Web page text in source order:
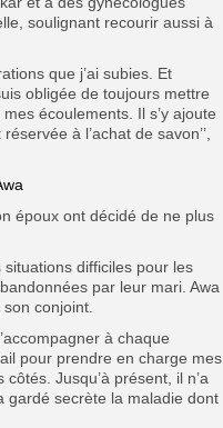
soulignant recourir aussi à
que j’ai subies. Et
obligée de toujours mettre
écoulements. Il s’y ajoute
à l’achat de savon’’,
époux ont décidé de ne plus
difficiles pour les
par leur mari. Awa
son conjoint.
à chaque
pour prendre en charge mes
Jusqu’à présent, il n’a
gardé secrète la maladie dont